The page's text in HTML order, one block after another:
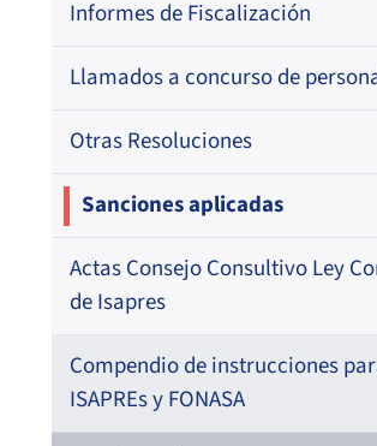
Licencias Médicas
Informes de Fiscalización
Llamados a concurso de
Otras Resoluciones
Sanciones aplicadas
Actas Consejo Consultivo Ley
de Isapres
Compendio de instrucciones
ISAPREs y FONASA